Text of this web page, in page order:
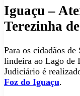
Iguaçu –
Terezinha
Para os cidadãos
lindeira ao Lago de
Judiciário é
Foz do Iguaçu.